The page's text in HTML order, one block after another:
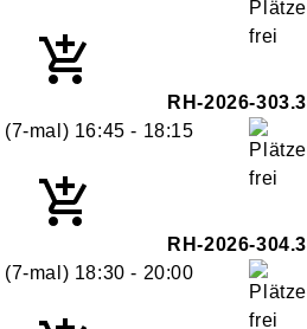
RH-2026-303.3
(7-mal) 16:45 - 18:15
RH-2026-304.3
(7-mal) 18:30 - 20:00